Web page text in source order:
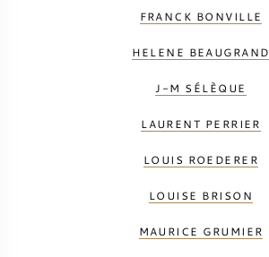
FRANCK BONVILLE
HELENE BEAUGRAND
J-M SÉLÈQUE
LAURENT PERRIER
LOUIS ROEDERER
LOUISE BRISON
MAURICE GRUMIER